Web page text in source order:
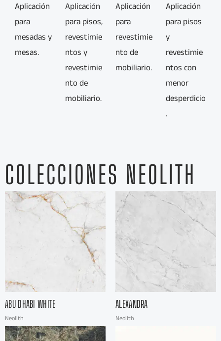
Aplicación
para
mesadas y
mesas.
Aplicación
para pisos,
revestimie
ntos y
revestimie
nto de
mobiliario.
Aplicación
para
revestimie
nto de
mobiliario.
Aplicación
para pisos
y
revestimie
ntos con
menor
desperdicio
.
COLECCIONES NEOLITH
ABU DHABI WHITE
Neolith
ALEXANDRA
Neolith